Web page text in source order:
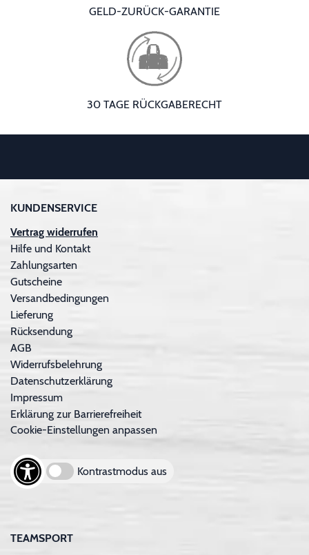
GELD-ZURÜCK-GARANTIE
30 TAGE RÜCKGABERECHT
KUNDENSERVICE
Vertrag widerrufen
Hilfe und Kontakt
Zahlungsarten
Gutscheine
Versandbedingungen
Lieferung
Rücksendung
AGB
Widerrufsbelehrung
Datenschutzerklärung
Impressum
Erklärung zur Barrierefreiheit
Cookie-Einstellungen anpassen
Kontrastmodus aus
TEAMSPORT